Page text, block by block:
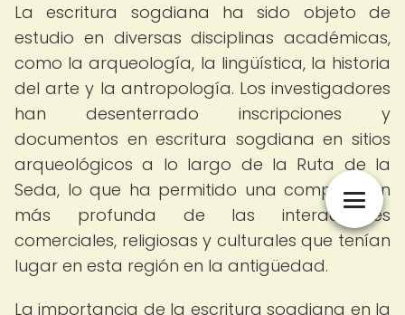
La escritura sogdiana ha sido objeto de
estudio en diversas disciplinas académicas,
como la arqueología, la lingüística, la historia
del arte y la antropología. Los investigadores
han desenterrado inscripciones y
documentos en escritura sogdiana en sitios
arqueológicos a lo largo de la Ruta de la
Seda, lo que ha permitido una comprensión
más profunda de las interacciones
comerciales, religiosas y culturales que tenían
lugar en esta región en la antigüedad.
La importancia de la escritura sogdiana en la